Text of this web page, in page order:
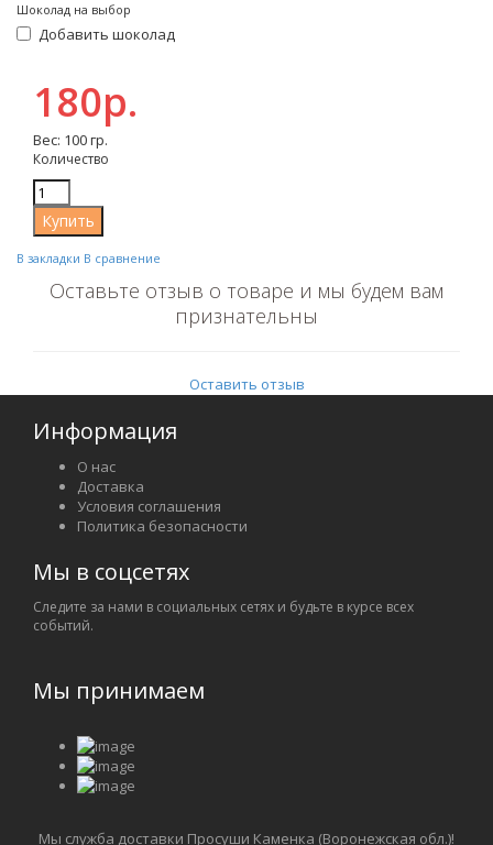
Шоколад на выбор
Добавить шоколад
180р.
Вес: 100 гр.
Количество
В закладки В сравнение
Оставьте отзыв о товаре и мы будем вам
признательны
Оставить отзыв
Информация
О нас
Доставка
Условия соглашения
Политика безопасности
Мы в соцсетях
Следите за нами в социальных сетях и будьте в курсе всех
событий.
Мы принимаем
Мы служба доставки Просуши Каменка (Воронежская обл.)!